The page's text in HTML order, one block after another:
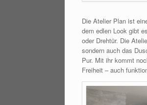
Die Atelier Plan ist
dem edlen Look gibt
oder Drehtür. Die
sondern auch das
Pur. Mit ihr kommt
Freiheit – auch